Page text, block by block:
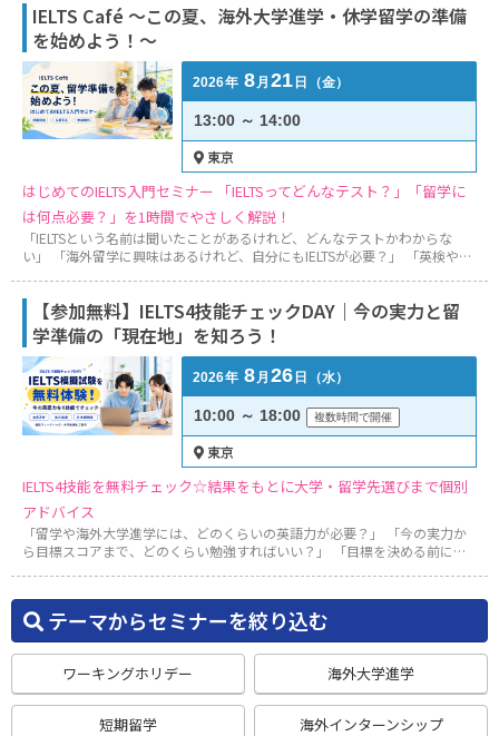
ント」です。 当日は、「成功する留学」の東京・日本橋本社へお越しいた
だき、パソコンを使ってIE...
IELTS Café ～この夏、海外大学進学・休学留学の準備
を始めよう！～
2026年 8 月 21 日 （金）
13:00 ～ 14:00
東京
はじめてのIELTS入門セミナー 「IELTSってどんなテスト？」「留学に
は何点必要？」を1時間でやさしく解説！
「IELTSという名前は聞いたことがあるけれど、どんなテストかわからな
い」 「海外留学に興味はあるけれど、自分にもIELTSが必要？」 「英検や
す。 夏休みは、将来の進路や留学について考え、準備を始めるのにぴった
りのタイミングです。 ...
【参加無料】IELTS4技能チェックDAY｜今の実力と留
学準備の「現在地」を知ろう！
2026年 8 月 26 日 （水）
10:00 ～ 18:00 複数時間で開催
東京
IELTS4技能を無料チェック☆結果をもとに大学・留学先選びまで個別
アドバイス
「留学や海外大学進学には、どのくらいの英語力が必要？」 「今の実力か
ら目標スコアまで、どのくらい勉強すればいい？」 「目標を決める前に、
ント」です。 当日は、「成功する留学」の東京・日本橋本社へお越しいた
だき、パソコンを使ってIE...
テーマからセミナーを絞り込む
ワーキングホリデー 海外大学進学
短期留学 海外インターンシップ